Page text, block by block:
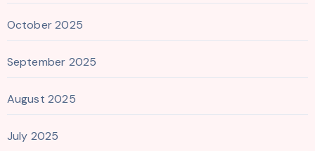
October 2025
September 2025
August 2025
July 2025